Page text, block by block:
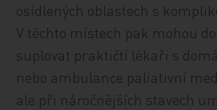
osídlených oblastech s
V těchto místech pak mohou
suplovat praktičtí lékaři s
nebo ambulance paliativní
ale při náročnějších stavech